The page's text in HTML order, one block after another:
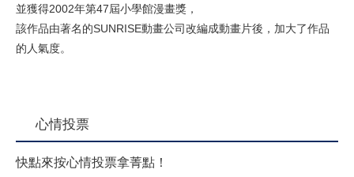
並獲得2002年第47屆小學館漫畫獎，
該作品由著名的SUNRISE動畫公司改編成動畫片後，加大了作品
的人氣度。
心情投票
快點來按心情投票拿菁點！